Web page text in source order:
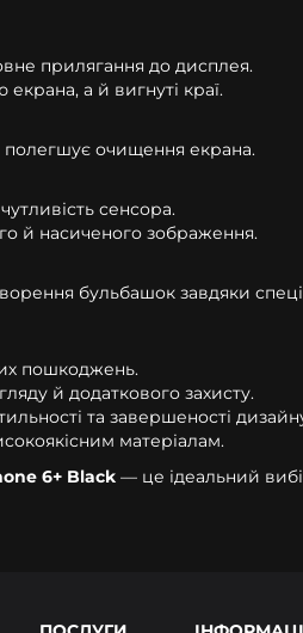
прилягання до дисплея.
а й вигнуті краї.
полегшує очищення екрана.
сенсора.
й насиченого зображення.
бульбашок завдяки
пошкоджень.
й додаткового захисту.
та завершеності
матеріалам.
6+ Black — це ідеальний